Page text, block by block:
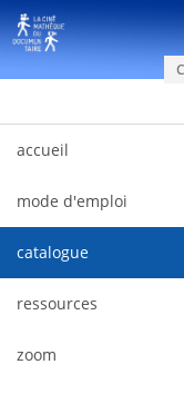
Hyppää sisältöön
accueil
mode d'emploi
catalogue
ressources
zoom